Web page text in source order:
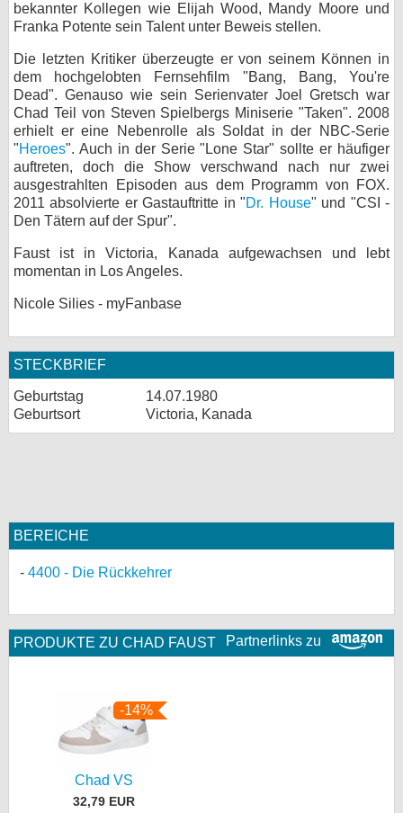
bekannter Kollegen wie Elijah Wood, Mandy Moore und
Franka Potente sein Talent unter Beweis stellen.
Die letzten Kritiker überzeugte er von seinem Können in
dem hochgelobten Fernsehfilm "Bang, Bang, You're
Dead". Genauso wie sein Serienvater Joel Gretsch war
Chad Teil von Steven Spielbergs Miniserie "Taken". 2008
erhielt er eine Nebenrolle als Soldat in der NBC-Serie
"Heroes". Auch in der Serie "Lone Star" sollte er häufiger
auftreten, doch die Show verschwand nach nur zwei
ausgestrahlten Episoden aus dem Programm von FOX.
2011 absolvierte er Gastauftritte in "Dr. House" und "CSI -
Den Tätern auf der Spur".
Faust ist in Victoria, Kanada aufgewachsen und lebt
momentan in Los Angeles.
Nicole Silies - myFanbase
STECKBRIEF
Geburtstag
14.07.1980
Geburtsort
Victoria, Kanada
BEREICHE
4400 - Die Rückkehrer
Partnerlinks zu
PRODUKTE ZU CHAD FAUST
-14%
Chad VS
32,79 EUR